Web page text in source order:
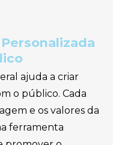
ajuda a criar
o público. Cada
e os valores da
ferramenta